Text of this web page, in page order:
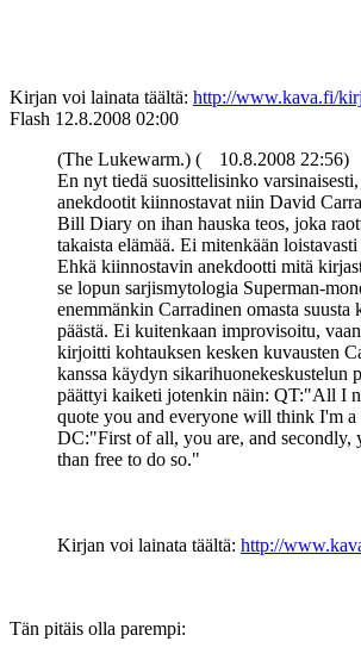
Kirjan voi lainata täältä: http://www.kava.fi/
Flash 12.8.2008 02:00
(The Lukewarm.) (
10.8.2008 22:56)
En nyt tiedä suosittelisinko
anekdootit kiinnostavat niin David
Bill Diary on ihan hauska teos, joka
takaista elämää. Ei mitenkään
Ehkä kiinnostavin anekdootti mitä
se lopun sarjismytologia Superman-
enemmänkin Carradinen omasta suusta
päästä. Ei kuitenkaan improvisoitu,
kirjoitti kohtauksen kesken kuvausten
kanssa käydyn sikarihuonekeskustelun
päättyi kaiketi jotenkin näin: QT:"All I
quote you and everyone will think I'm a
DC:"First of all, you are, and secondly,
than free to do so."
Kirjan voi lainata täältä: http://
Tän pitäis olla parempi: